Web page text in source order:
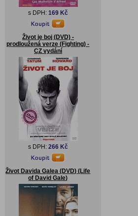
s DPH: 169 Kč
Život je boj (DVD) -
prodloužená verze (Fighting) -
CZ vydání
s DPH: 266 Kč
Život Davida Galea (DVD) (Life
of David Gale)